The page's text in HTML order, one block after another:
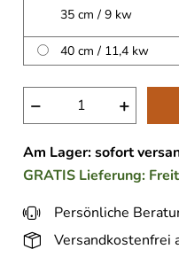
35 cm / 9 kw
40 cm / 11,4 kw
− +
Am Lager: sofort
GRATIS Lieferung:
Persönliche
Versandkostenfrei